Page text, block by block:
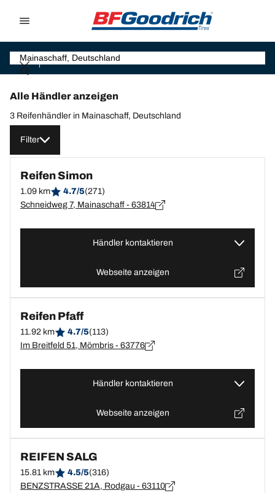
Alle Händler anzeigen
3 Reifenhändler in Mainaschaff, Deutschland
Filter
Reifen Simon
1.09 km 4.7/5(271)
Schneidweg 7, Mainaschaff - 63814
Händler kontaktieren
Webseite anzeigen
Reifen Pfaff
11.92 km 4.7/5(113)
Im Breitfeld 51, Mömbris - 63776
Händler kontaktieren
Webseite anzeigen
REIFEN SALG
15.81 km 4.5/5(316)
BENZSTRASSE 21A, Rodgau - 63110